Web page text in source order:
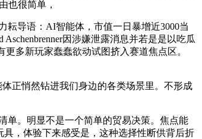
也很简单，
导语：AI智能体，市值一日暴增近3000当
因涉嫌泄露消息并若是是以吃瓜
多新玩家蠢蠢欲动试图挤入赛道焦点区。
正悄然钻进我们身边的各类场景里。不形成
。明显不是一个简单的贸易决策。焦点能
具，体验下来感受是，这种选择性断供背后折